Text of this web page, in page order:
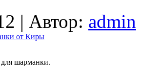
| Автор: admin
шарманки.